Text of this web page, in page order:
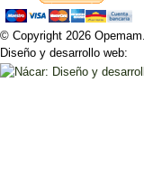
© Copyright 2026
Diseño y desarrollo web: